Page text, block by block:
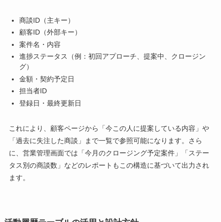
商談ID（主キー）
顧客ID（外部キー）
案件名・内容
進捗ステータス（例：初回アプローチ、提案中、クロージン
グ）
金額・契約予定日
担当者ID
登録日・最終更新日
これにより、顧客ページから「今この人に提案している内容」や
「過去に失注した商談」まで一覧で参照可能になります。さら
に、営業管理画面では「今月のクロージング予定案件」「ステー
タス別の商談数」などのレポートもこの構造に基づいて出力され
ます。